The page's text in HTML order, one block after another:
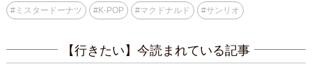
#ミスタードーナツ #K-POP #マクドナルド #サンリオ
【行きたい】今読まれている記事